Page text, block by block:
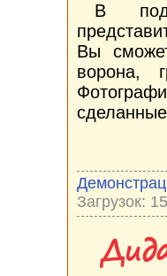
В
Вы
ворона,
Загрузок: